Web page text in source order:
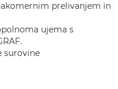
prelivanjem in
ujema s
surovine